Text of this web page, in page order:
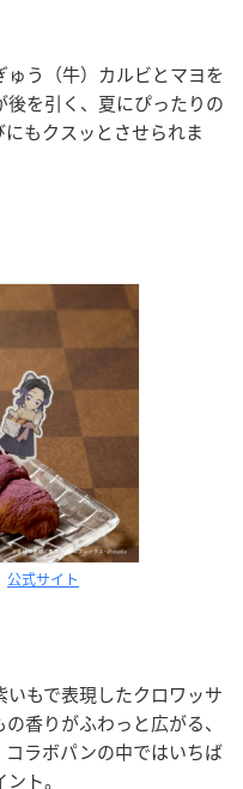
う（牛）カルビとマヨを
を引く、夏にぴったりの
もクスッとさせられま
公式サイト
もで表現したクロワッサ
香りがふわっと広がる、
ラボパンの中ではいちば
ト。